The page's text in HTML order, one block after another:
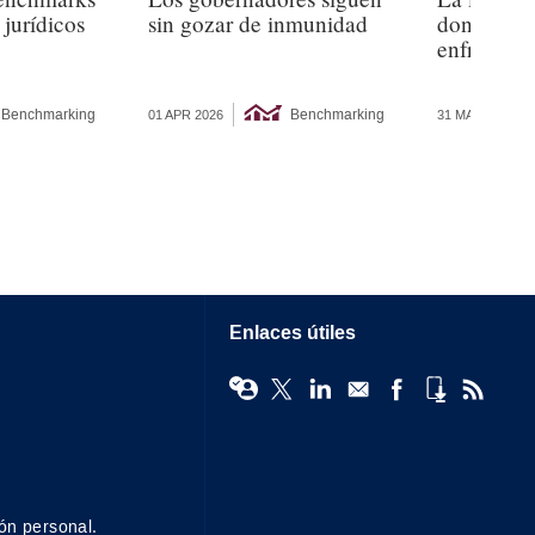
jurídicos
Benchmarking
sin gozar de inmunidad
01 APR 2026 Benchmarking
donde los
enfrentan
31 MAR 2026
personal.
Enlaces útiles